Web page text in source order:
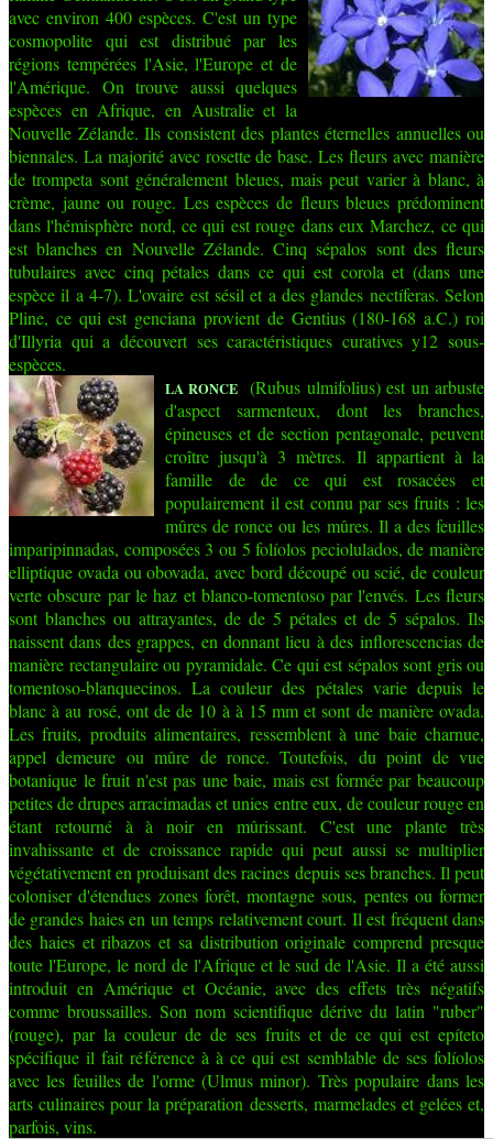
avec environ 400 espèces. C'est un type
cosmopolite qui est distribué par les
régions tempérées l'Asie, l'Europe et de
l'Amérique. On trouve aussi quelques
espèces en Afrique, en Australie et la
Nouvelle Zélande. Ils consistent des plantes éternelles annuelles ou
biennales. La majorité avec rosette de base. Les fleurs avec manière
de trompeta sont généralement bleues, mais peut varier à blanc, à
crème, jaune ou rouge. Les espèces de fleurs bleues prédominent
dans l'hémisphère nord, ce qui est rouge dans eux Marchez, ce qui
est blanches en Nouvelle Zélande. Cinq sépalos sont des fleurs
tubulaires avec cinq pétales dans ce qui est corola et (dans une
espèce il a 4-7). L'ovaire est sésil et a des glandes nectíferas. Selon
Pline, ce qui est genciana provient de Gentius (180-168 a.C.) roi
d'Illyria qui a découvert ses caractéristiques curatives y12 sous-
espèces.
LA RONCE
(Rubus ulmifolius) est un arbuste
d'aspect sarmenteux, dont les branches,
épineuses et de section pentagonale, peuvent
croître jusqu'à 3 mètres. Il appartient à la
famille de de ce qui est rosacées et
populairement il est connu par ses fruits : les
mûres de ronce ou les mûres. Il a des feuilles
imparipinnadas, composées 3 ou 5 folíolos peciolulados, de manière
elliptique ovada ou obovada, avec bord découpé ou scié, de couleur
verte obscure par le haz et blanco-tomentoso par l'envés. Les fleurs
sont blanches ou attrayantes, de de 5 pétales et de 5 sépalos. Ils
naissent dans des grappes, en donnant lieu à des inflorescencias de
manière rectangulaire ou pyramidale. Ce qui est sépalos sont gris ou
tomentoso-blanquecinos. La couleur des pétales varie depuis le
blanc à au rosé, ont de de 10 à à 15 mm et sont de manière ovada.
Les fruits, produits alimentaires, ressemblent à une baie charnue,
appel demeure ou mûre de ronce. Toutefois, du point de vue
botanique le fruit n'est pas une baie, mais est formée par beaucoup
petites de drupes arracimadas et unies entre eux, de couleur rouge en
étant retourné à à noir en mûrissant. C'est une plante très
invahissante et de croissance rapide qui peut aussi se multiplier
végétativement en produisant des racines depuis ses branches. Il peut
coloniser d'étendues zones forêt, montagne sous, pentes ou former
de grandes haies en un temps relativement court. Il est fréquent dans
des haies et ribazos et sa distribution originale comprend presque
toute l'Europe, le nord de l'Afrique et le sud de l'Asie. Il a été aussi
introduit en Amérique et Océanie, avec des effets très négatifs
comme broussailles. Son nom scientifique dérive du latin "ruber"
(rouge), par la couleur de de ses fruits et de ce qui est epíteto
spécifique il fait référence à à ce qui est semblable de ses folíolos
avec les feuilles de l'orme (Ulmus minor). Très populaire dans les
arts culinaires pour la préparation desserts, marmelades et gelées et,
parfois, vins.